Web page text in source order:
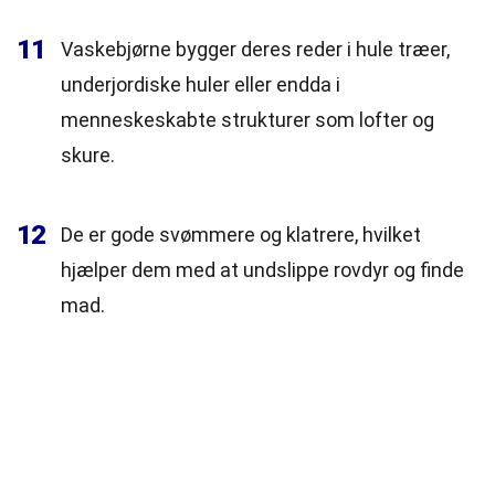
11
Vaskebjørne bygger deres reder i hule træer,
underjordiske huler eller endda i
menneskeskabte strukturer som lofter og
skure.
12
De er gode svømmere og klatrere, hvilket
hjælper dem med at undslippe rovdyr og finde
mad.